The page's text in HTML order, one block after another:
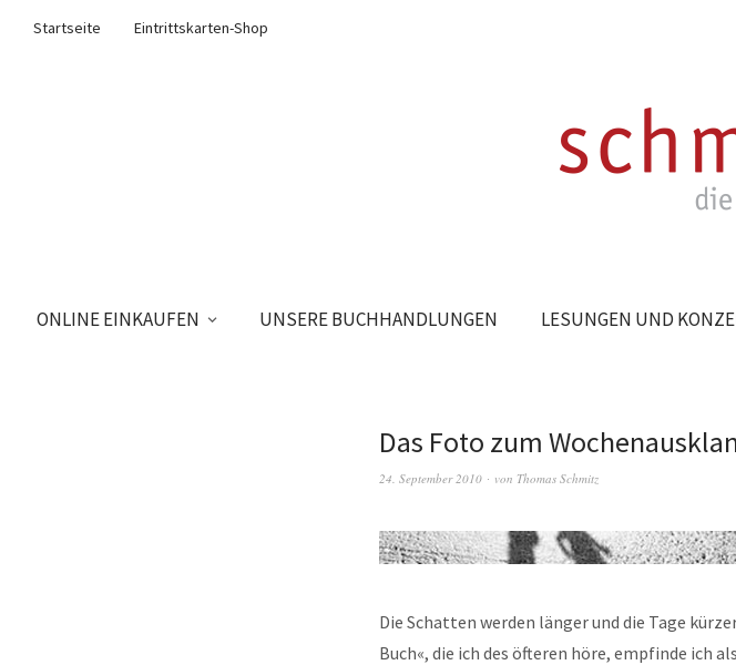
Startseite
Eintrittskarten-Shop
ONLINE EINKAUFEN UNSERE BUCHHANDLUNGEN LESUNGEN UND
Das Foto zum
24. September 2010 von Thomas Schmitz
Die Schatten werden länger und die Tage
Buch«, die ich des öfteren höre, empfinde ich